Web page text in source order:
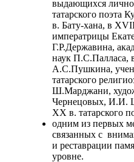
выдающихся
татарского поэта
в. Бату-хана, в
императрицы
Г.Р.Державина,
наук П.С.Палласа,
А.С.Пушкина,
татарского
Ш.Марджани,
Чернецовых, И.И.
XX в. татарского
одним из первых
связанных с
и реставрации
уровне.